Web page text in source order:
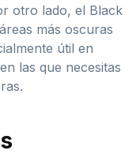
otro lado, el Black
más oscuras
útil en
las que necesitas